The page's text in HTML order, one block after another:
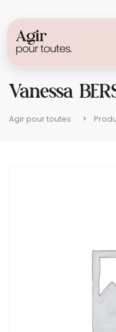
Vanessa
Agir pour toutes